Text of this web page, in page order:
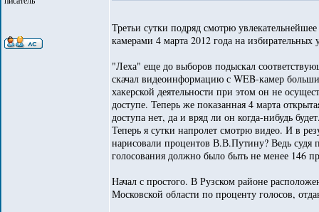
Третьи сутки подряд смотрю
камерами 4 марта 2012 года на избирательных
"Леха" еще до выборов подыскал
скачал видеоинформацию с WEB-камер
хакерской деятельности при этом он не
доступе. Теперь же показанная 4 марта
доступа нет, да и вряд ли он когда-нибудь
Теперь я сутки напролет смотрю видео. И в
нарисовали процентов В.В.Путину? Ведь судя
голосования должно было быть не менее 146
Начал с простого. В Рузском районе
Московской области по проценту голосов,